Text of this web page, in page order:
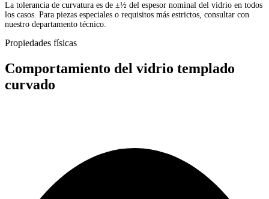
La tolerancia de curvatura es de ±½ del espesor nominal del vidrio en todos
los casos. Para piezas especiales o requisitos más estrictos, consultar con
nuestro departamento técnico.
Propiedades físicas
Comportamiento del vidrio templado
curvado